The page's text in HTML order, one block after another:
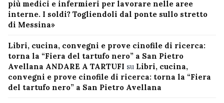
più medici e infermieri per lavorare nelle aree
interne. I soldi? Togliendoli dal ponte sullo stretto
di Messina»
Libri, cucina, convegni e prove cinofile di ricerca:
torna la “Fiera del tartufo nero” a San Pietro
Avellana ANDARE A TARTUFI su Libri, cucina,
convegni e prove cinofile di ricerca: torna la “Fiera
del tartufo nero” a San Pietro Avellana